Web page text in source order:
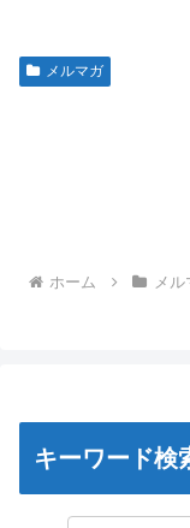
メルマガ
ホーム メ
キーワード検